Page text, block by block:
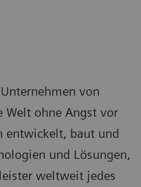
von
Welt ohne Angst vor
entwickelt, baut und
und Lösungen,
weltweit jedes